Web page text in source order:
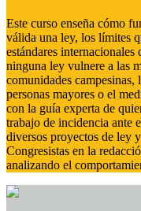
Este curso enseña cómo
válida una ley, los límites
estándares internacionales
ninguna ley vulnere a las
comunidades
personas mayores o el
con la guía experta de
trabajo de incidencia ante
diversos proyectos de ley
Congresistas en la
analizando el